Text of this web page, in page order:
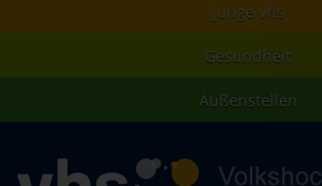
junge vhs
Gesundheit
Außenstellen